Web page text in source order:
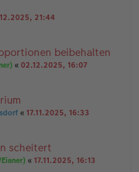
21:44
beibehalten
« 02.12.2025, 16:07
« 17.11.2025, 16:33
scheitert
« 17.11.2025, 16:13